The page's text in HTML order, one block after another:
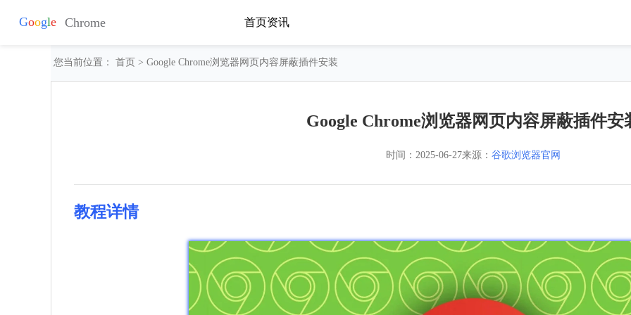
首页资讯
您当前位置： 首页 > Google Chrome浏览器网页内容屏蔽插件安装
Google Chrome浏览器网页内容屏蔽插件安
时间： 2025-06-27来源： 谷歌浏览器官网
教程详情